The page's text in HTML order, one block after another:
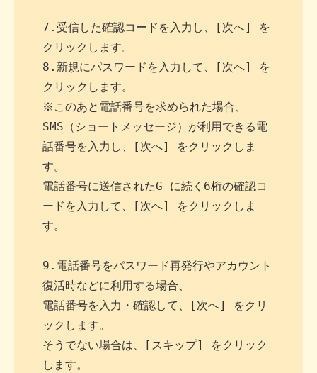
7.受信した確認コードを入力し、[次へ] を
クリックします。
8.新規にパスワードを入力して、[次へ] を
クリックします。
※このあと電話番号を求められた場合、
SMS（ショートメッセージ）が利用できる電
話番号を入力し、[次へ] をクリックしま
す。
電話番号に送信されたG-に続く6桁の確認コ
ードを入力して、[次へ] をクリックしま
す。
9.電話番号をパスワード再発行やアカウント
復活時などに利用する場合、
電話番号を入力・確認して、[次へ] をクリ
ックします。
そうでない場合は、[スキップ] をクリック
します。